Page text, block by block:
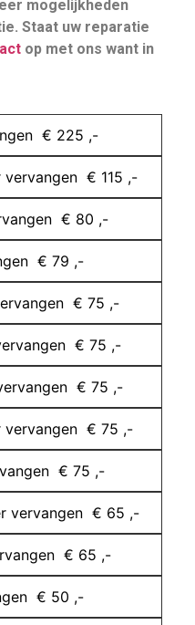
mogelijkheden
Staat uw reparatie
op met ons want in
€ 225 ,-
vervangen € 115 ,-
€ 80 ,-
€ 79 ,-
€ 75 ,-
€ 75 ,-
€ 75 ,-
vervangen € 75 ,-
€ 75 ,-
vervangen € 65 ,-
€ 65 ,-
€ 50 ,-